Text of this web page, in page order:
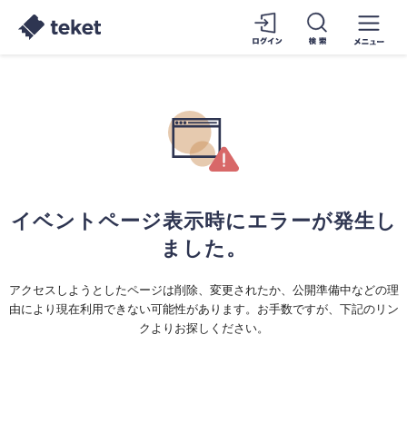
イベントページ表示時にエラーが発生し
ました。
アクセスしようとしたページは削除、変更されたか、公開準備中などの理
由により現在利用できない可能性があります。お手数ですが、下記のリン
クよりお探しください。